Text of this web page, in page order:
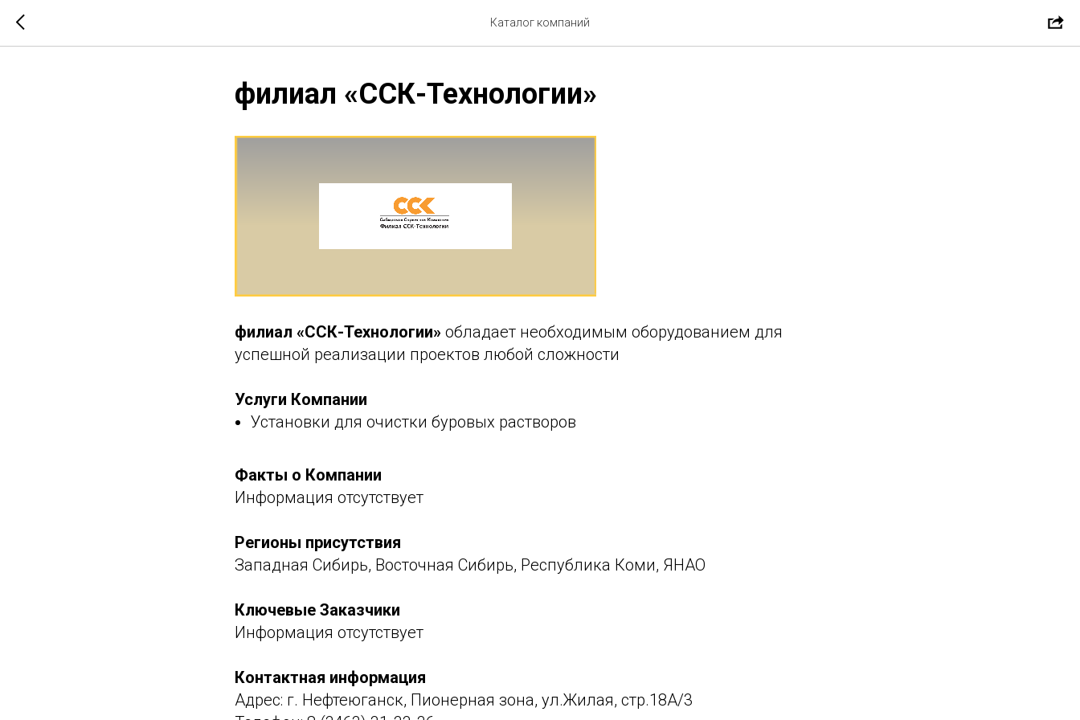
Каталог компаний
филиал «ССК-Технологии»
филиал «ССК-Технологии» обладает необходимым оборудованием для
успешной реализации проектов любой сложности
Услуги Компании
Установки для очистки буровых растворов
Факты о Компании
Информация отсутствует
Регионы присутствия
Западная Сибирь, Восточная Сибирь, Республика Коми, ЯНАО
Ключевые Заказчики
Информация отсутствует
Контактная информация
Адрес: г. Нефтеюганск, Пионерная зона, ул.Жилая, стр.18А/3